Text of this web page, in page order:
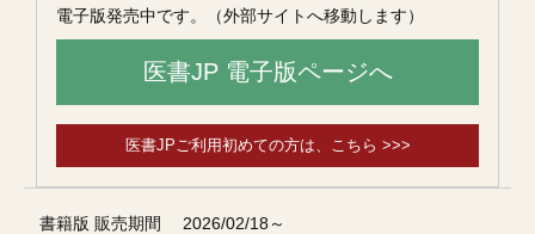
電子版発売中です。（外部サイトへ移動します）
医書JP 電子版ページへ
医書JPご利用初めての方は、こちら >>>
書籍版 販売期間
2026/02/18～